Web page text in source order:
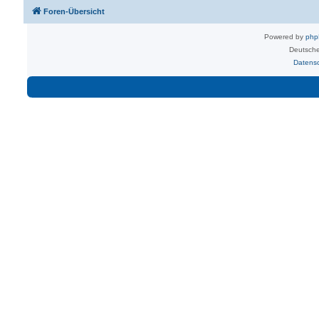
Foren-Übersicht
Powered by